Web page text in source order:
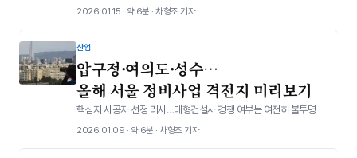
2026.01.15 · 약 6분 · 차형조 기자
산업
압구정·여의도·성수…
올해 서울 정비사업 격전지 미리보기
핵심지 시공자 선정 러시…대형건설사 경쟁 여부는 여전히 불투명
2026.01.09 · 약 6분 · 차형조 기자